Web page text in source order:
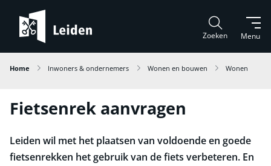
Menu
Zoeken
Home Inwoners & ondernemers Wonen en bouwen Wonen
Fietsenrek aanvragen
Leiden wil met het plaatsen van voldoende en goede
fietsenrekken het gebruik van de fiets verbeteren. En